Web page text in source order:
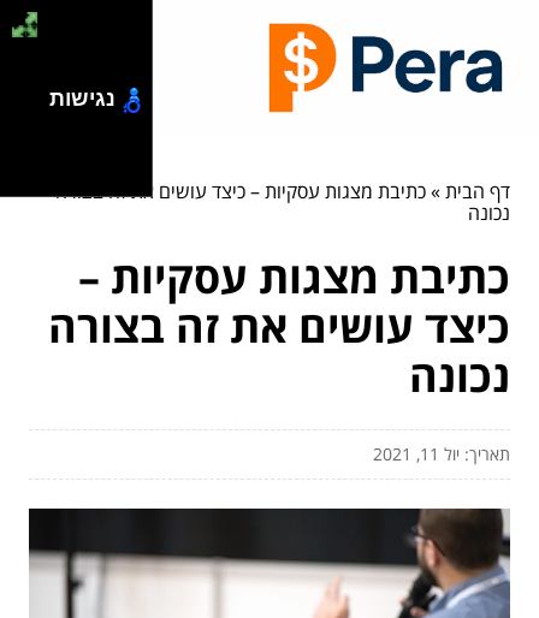
דף הבית»כתיבת מצגות עסקיות – כיצד עושים את זה בצורה
נכונה
כתיבת מצגות עסקיות –
כיצד עושים את זה בצורה
נכונה
תאריך: יול 11, 2021
נגישות